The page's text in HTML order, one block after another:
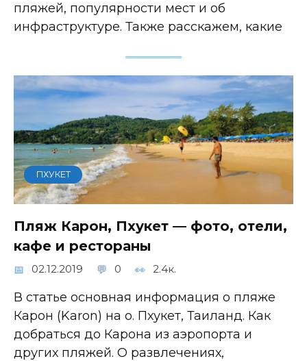
пляжей, популярности мест и об
инфраструктуре. Также расскажем, какие
ПХУКЕТ
Пляж Карон, Пхукет — фото, отели,
кафе и рестораны
02.12.2019 0 2.4к.
В статье основная информация о пляже
Карон (Karon) на о. Пхукет, Таиланд. Как
добраться до Карона из аэропорта и
других пляжей. О развлечениях,